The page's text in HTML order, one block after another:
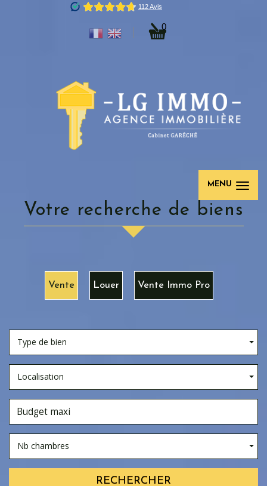
0
MENU
votre recherche de biens
Vente Louer Vente Immo Pro
Type de bien
Localisation
Nb chambres
RECHERCHER